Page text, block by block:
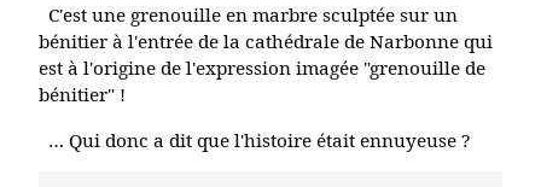
C'est une grenouille en marbre sculptée sur un
bénitier à l'entrée de la cathédrale de Narbonne qui
est à l'origine de l'expression imagée "grenouille de
bénitier" !
… Qui donc a dit que l'histoire était ennuyeuse ?